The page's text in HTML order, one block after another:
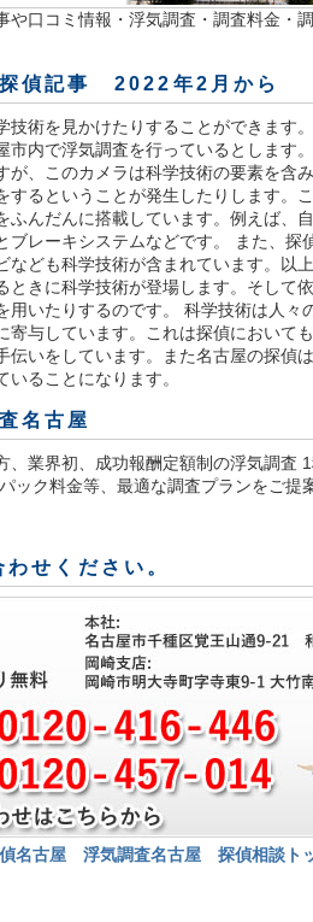
口コミ情報・浮気調査・調査料金・
偵記事 2022年2月から
術を見かけたりすることができます
内で浮気調査を行っているとします
、このカメラは科学技術の要素を含
するということが発生したりします。
んだんに搭載しています。例えば、
ブレーキシステムなどです。 また、探
ども科学技術が含まれています。以
きに科学技術が登場します。そして
いたりするのです。 科学技術は人々
与しています。これは探偵において
いをしています。また名古屋の探偵
ることになります。
名古屋
業界初、成功報酬定額制の浮気調査
ック料金等、最適な調査プランをご提
せください。
名古屋 浮気調査名古屋 探偵相談ト